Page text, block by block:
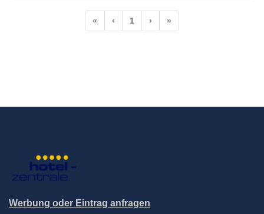
« ‹ 1 › »
Werbung oder Eintrag anfragen